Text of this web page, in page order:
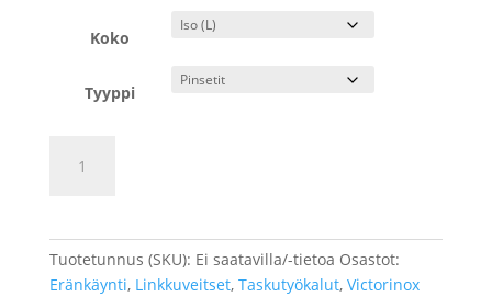
Koko
Tyyppi
varaosat
Tuotetunnus (SKU): Ei saatavilla/-tietoa Osastot:
Eränkäynti, Linkkuveitset, Taskutyökalut, Victorinox